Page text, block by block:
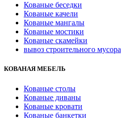
Кованые беседки
Кованые качели
Кованые мангалы
Кованые мостики
Кованые скамейки
вывоз строительного мусора
КОВАНАЯ МЕБЕЛЬ
Кованые столы
Кованые диваны
Кованые кровати
Кованые банкетки